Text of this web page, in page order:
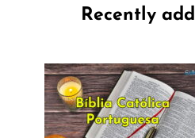
Recently